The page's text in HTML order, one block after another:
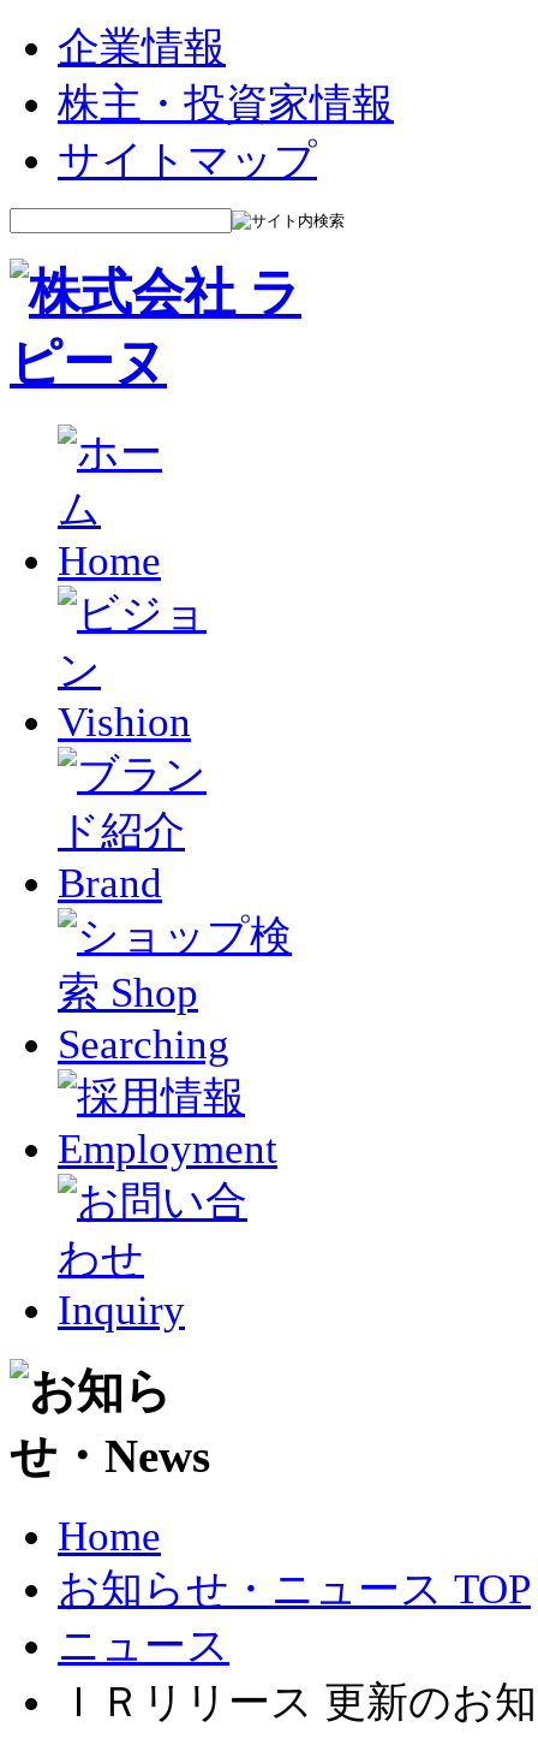
企業情報
株主・投資家情報
サイトマップ
Home
お知らせ・ニュース TOP
ニュース
ＩＲリリース 更新のお